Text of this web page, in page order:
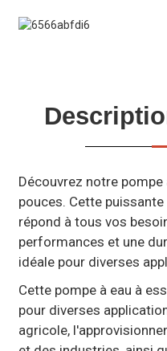
Découvrez notre pompe
pouces. Cette
répond à tous vos
performances et une
idéale pour diverses
Cette pompe à eau à
pour diverses
agricole,